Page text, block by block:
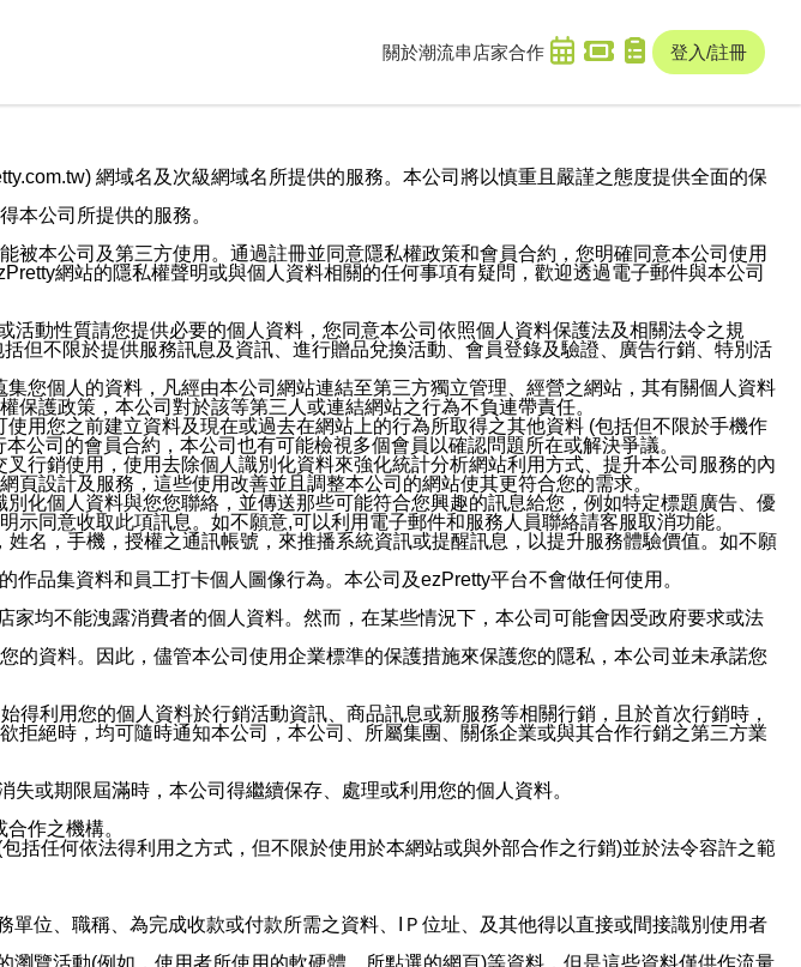
關於潮流串 店家合作 登入/註冊
網域名及次級網域名所提供的服務。本公司將以慎重且嚴謹之態度提供全面的保
本公司所提供的服務。
本公司及第三方使用。通過註冊並同意隱私權政策和會員合約，您明確同意本公司使用
網站的隱私權聲明或與個人資料相關的任何事項有疑問，歡迎透過電子郵件與本公司
動性質請您提供必要的個人資料，您同意本公司依照個人資料保護法及相關法令之規
但不限於提供服務訊息及資訊、進行贈品兌換活動、會員登錄及驗證、廣告行銷、特別活
您個人的資料，凡經由本公司網站連結至第三方獨立管理、經營之網站，其有關個人資料
護政策，本公司對於該等第三人或連結網站之行為不負連帶責任。
用您之前建立資料及現在或過去在網站上的行為所取得之其他資料 (包括但不限於手機作
公司的會員合約，本公司也有可能檢視多個會員以確認問題所在或解決爭議。
行銷使用，使用去除個人識別化資料來強化統計分析網站利用方式、提升本公司服務的內
設計及服務，這些使用改善並且調整本公司的網站使其更符合您的需求。
化個人資料與您您聯絡，並傳送那些可能符合您興趣的訊息給您，例如特定標題廣告、優
同意收取此項訊息。如不願意,可以利用電子郵件和服務人員聯絡請客服取消功能。
名，手機，授權之通訊帳號，來推播系統資訊或提醒訊息，以提升服務體驗價值。如不願
品集資料和員工打卡個人圖像行為。本公司及ezPretty平台不會做任何使用。
均不能洩露消費者的個人資料。然而，在某些情況下，本公司可能會因受政府要求或法
資料。因此，儘管本公司使用企業標準的保護措施來保護您的隱私，本公司並未承諾您
利用您的個人資料於行銷活動資訊、商品訊息或新服務等相關行銷，且於首次行銷時，
絕時，均可隨時通知本公司，本公司、所屬集團、關係企業或與其合作行銷之第三方業
或期限屆滿時，本公司得繼續保存、處理或利用您的個人資料。
作之機構。
任何依法得利用之方式，但不限於使用於本網站或與外部合作之行銷)並於法令容許之範
位、職稱、為完成收款或付款所需之資料、IＰ位址、及其他得以直接或間接識別使用者
覽活動(例如，使用者所使用的軟硬體、所點選的網頁)等資料，但是這些資料僅供作流量